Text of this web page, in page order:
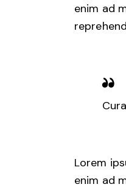
enim ad
Lorem
enim ad